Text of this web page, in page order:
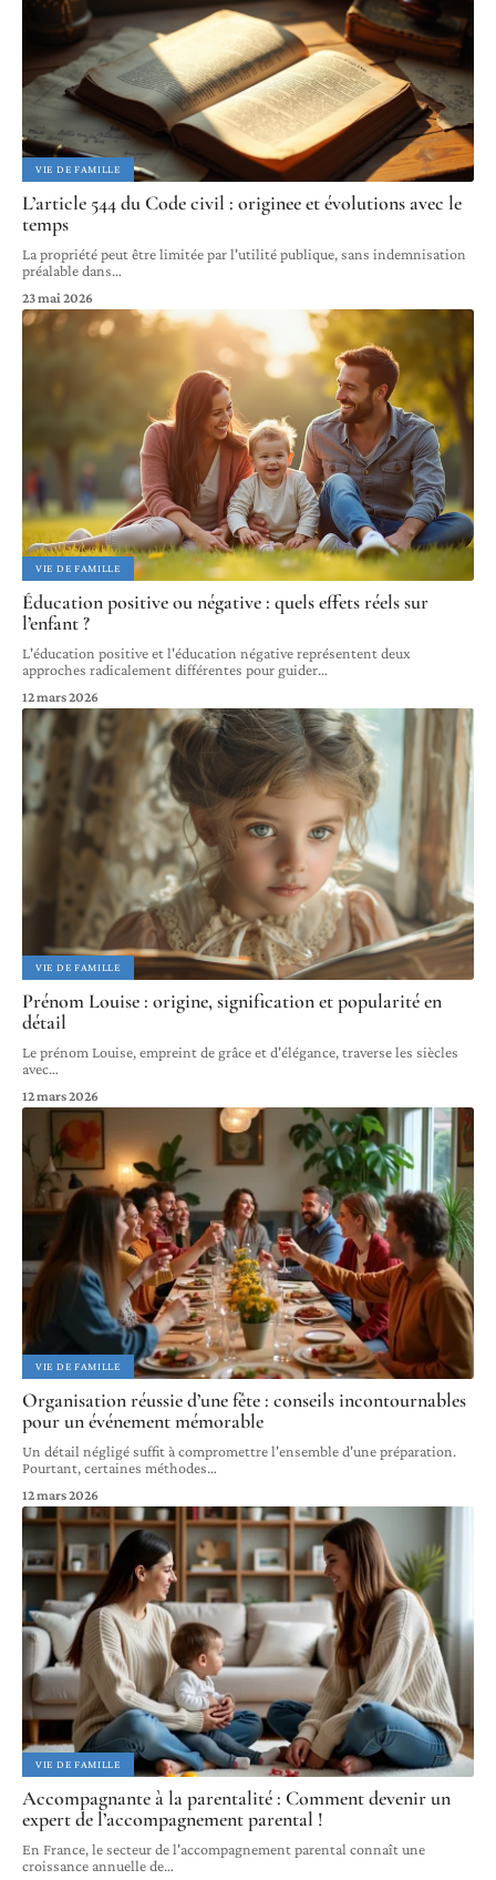
VIE DE FAMILLE
L’article 544 du Code civil : originee et évolutions avec le
temps
La propriété peut être limitée par l'utilité publique, sans indemnisation
préalable dans…
23 mai 2026
VIE DE FAMILLE
Éducation positive ou négative : quels effets réels sur
l’enfant ?
L'éducation positive et l'éducation négative représentent deux
approches radicalement différentes pour guider…
12 mars 2026
VIE DE FAMILLE
Prénom Louise : origine, signification et popularité en
détail
Le prénom Louise, empreint de grâce et d'élégance, traverse les siècles
avec…
12 mars 2026
VIE DE FAMILLE
Organisation réussie d’une fête : conseils incontournables
pour un événement mémorable
Un détail négligé suffit à compromettre l'ensemble d'une préparation.
Pourtant, certaines méthodes…
12 mars 2026
VIE DE FAMILLE
Accompagnante à la parentalité : Comment devenir un
expert de l’accompagnement parental !
En France, le secteur de l'accompagnement parental connaît une
croissance annuelle de…